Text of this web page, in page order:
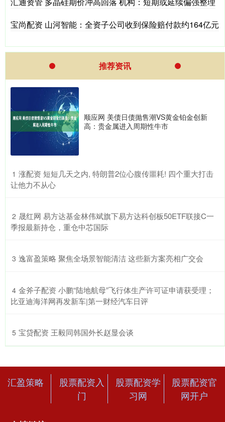
宝尚配资 山河智能：全资子公司收到保险赔付款约164亿元
推荐资讯
顺应网 美债日债抛售潮VS黄金铂金创新
高：贵金属进入周期性牛市
1 ​涨配资 短短几天之内, 特朗普2位心腹传噩耗! 四个重大打击
让他力不从心
2 ​晟红网 易方达基金林伟斌旗下易方达科创板50ETF联接C一
季报最新持仓，重仓中芯国际
3 ​逸富盈策略 聚焦全场景智能清洁 这些新方案亮相广交会
4 ​金斧子配资 小鹏“陆地航母”飞行体生产许可证申请获受理；
比亚迪海洋网再发新车|第一财经汽车日评
5 ​宝贷配资 王毅同韩国外长赵显会谈
汇盈策略
股票配资入
门
股票配资学
习网
股票配资官
网开户